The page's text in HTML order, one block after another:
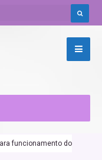
funcionamento do